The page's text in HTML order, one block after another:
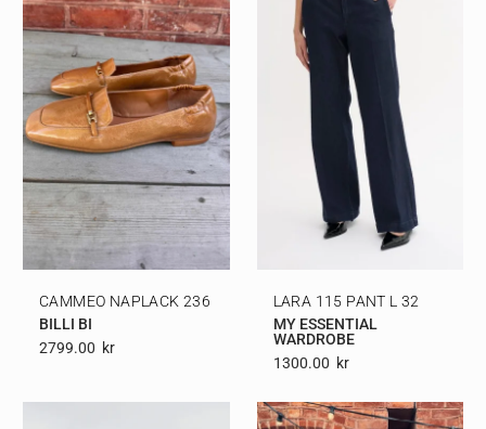
CAMMEO NAPLACK 236
BILLI BI
2799.00 Kr
LARA 115 PANT L 32
MY ESSENTIAL
WARDROBE
1300.00 Kr